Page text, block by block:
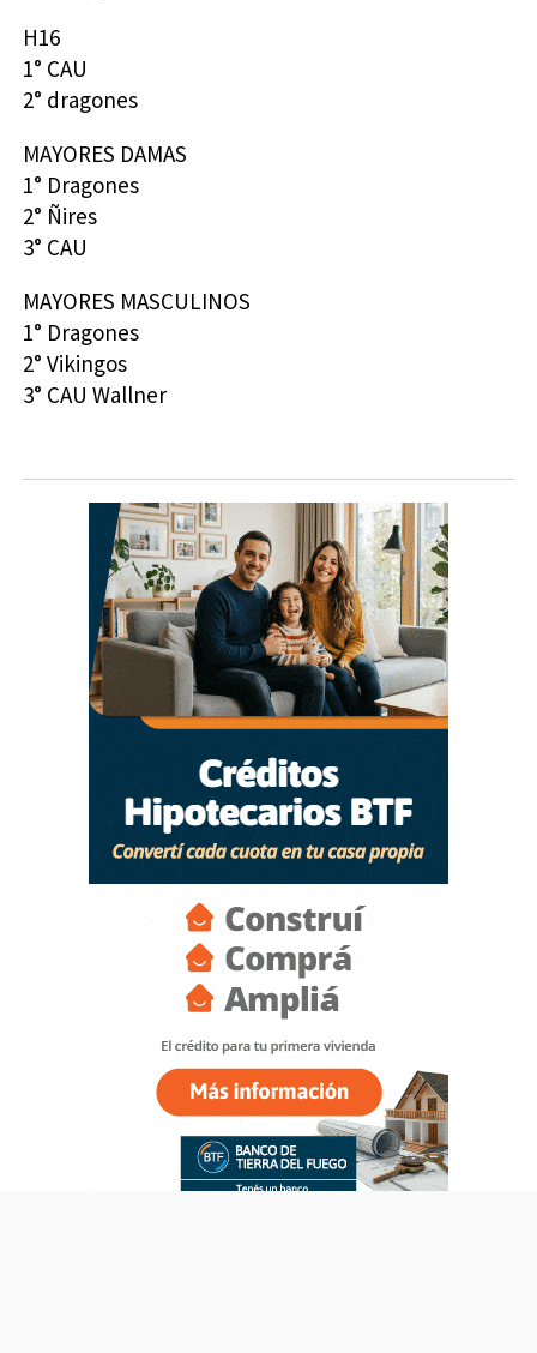
H16
1° CAU
2° dragones
MAYORES DAMAS
1° Dragones
2° Ñires
3° CAU
MAYORES MASCULINOS
1° Dragones
2° Vikingos
3° CAU Wallner